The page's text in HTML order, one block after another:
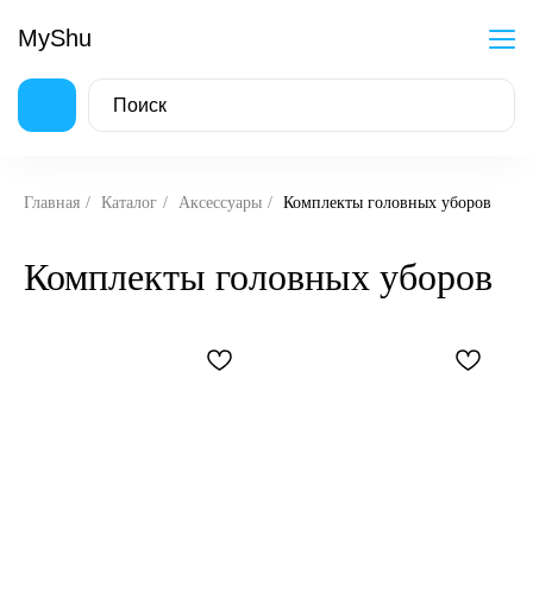
MyShu
Главная / Каталог / Аксессуары / Комплекты головных уборов
Комплекты головных уборов